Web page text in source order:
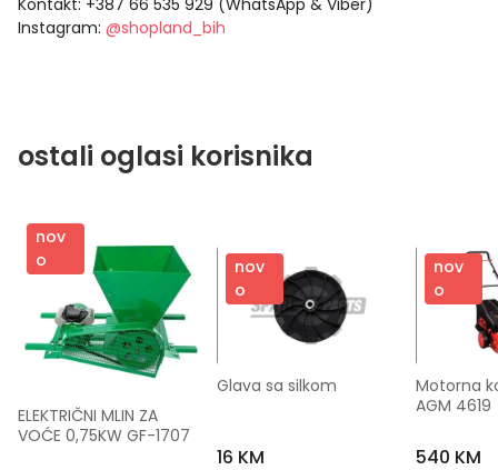
Kontakt: +387 66 535 929 (WhatsApp & Viber)
Instagram: @shopland_bih
ostali oglasi korisnika
nov
o
ELEKTRIČNI MLIN ZA
VOĆE 0,75KW GF-1707
nov
o
Glava sa silkom
16 KM
nov
o
Motorna
AGM 4619
540 KM